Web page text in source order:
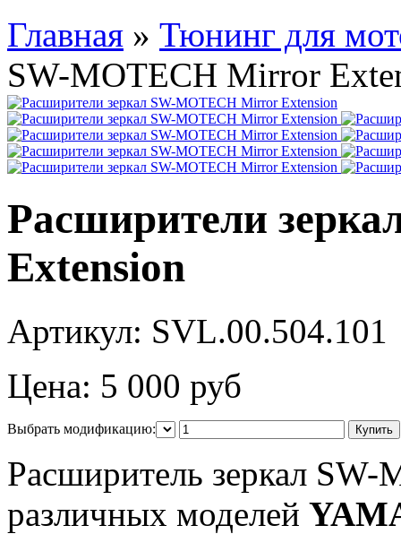
Главная » Тюнинг для
SW-MOTECH Mirror
Расширители
Extension
Артикул: SVL.00.504.101
Цена: 5 000 руб
Выбрать модификацию:
Расширитель зеркал
различных моделей